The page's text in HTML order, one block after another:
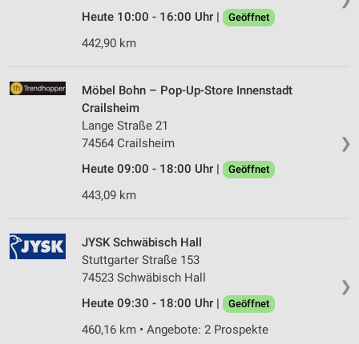
Heute 10:00 - 16:00 Uhr | Geöffnet
442,90 km
❯
Möbel Bohn – Pop-Up-Store Innenstadt
Crailsheim
Lange Straße 21
74564 Crailsheim
Heute 09:00 - 18:00 Uhr |
Geöffnet
443,09 km
❯
JYSK Schwäbisch Hall
Stuttgarter Straße 153
74523 Schwäbisch Hall
Heute 09:30 - 18:00 Uhr |
Geöffnet
460,16 km • Angebote: 2 Prospekte